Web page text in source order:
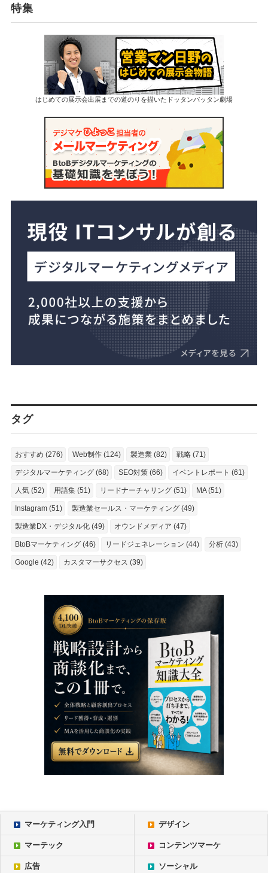
特集
はじめての展示会出展までの道のりを描いたドッタンバッタン劇場
タグ
おすすめ (276) Web制作 (124) 製造業 (82) 戦略 (71)
デジタルマーケティング (68) SEO対策 (66) イベントレポート (61)
人気 (52) 用語集 (51) リードナーチャリング (51) MA (51)
Instagram (51) 製造業セールス・マーケティング (49)
製造業DX・デジタル化 (49) オウンドメディア (47)
BtoBマーケティング (46) リードジェネレーション (44) 分析 (43)
Google (42) カスタマーサクセス (39)
マーケティング入門 デザイン
マーテック コンテンツマーケ
広告 ソーシャル